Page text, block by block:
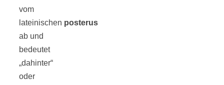
vom
lateinischen posterus
ab und
bedeutet
„dahinter“
oder